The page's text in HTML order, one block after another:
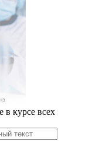
в курсе всех